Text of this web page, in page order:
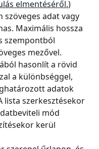
elmentéséről.)
szöveges adat vagy
Maximális hossza
szempontból
mezővel.
hasonlít a rövid
a különbséggel,
adatok
lista szerkesztésekor
mód
kerül